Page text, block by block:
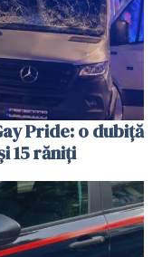
Pride: o dubiță
15 răniți